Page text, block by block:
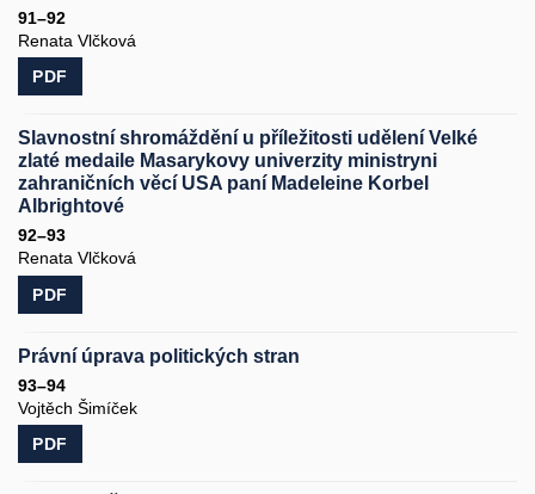
91–92
Renata Vlčková
PDF
Slavnostní shromáždění u příležitosti udělení Velké
zlaté medaile Masarykovy univerzity ministryni
zahraničních věcí USA paní Madeleine Korbel
Albrightové
92–93
Renata Vlčková
PDF
Právní úprava politických stran
93–94
Vojtěch Šimíček
PDF